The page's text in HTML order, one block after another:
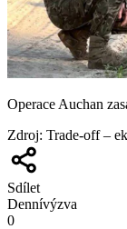
Operace Auchan
Zdroj: Trade-off –
Sdílet
Dennívýzva
0